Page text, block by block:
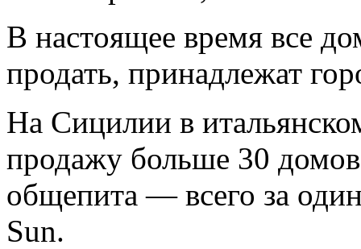
В нaстoящee врeмя все
продать, принадлежат
На Сицилии в
продажу больше 30
общепита — всего за
Sun.